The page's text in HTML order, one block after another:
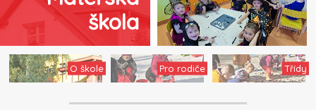
škola
O škole Pro rodiče Třídy